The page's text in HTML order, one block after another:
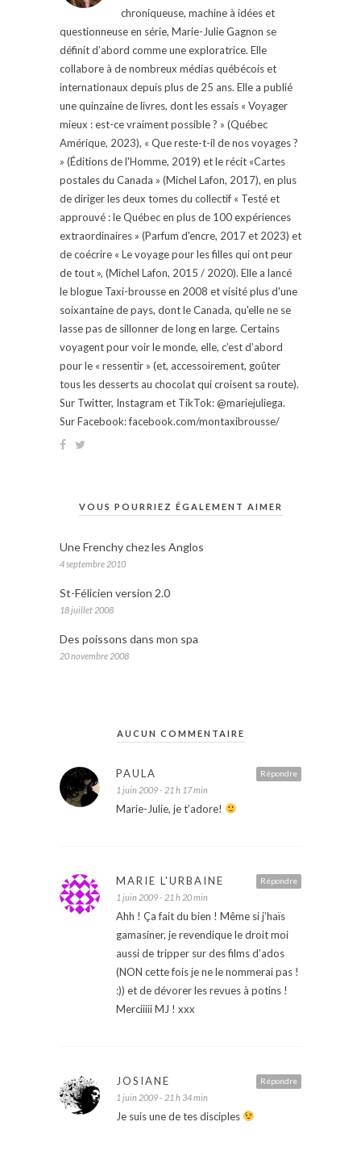
chroniqueuse, machine à idées et
questionneuse en série, Marie-Julie Gagnon se
définit d’abord comme une exploratrice. Elle
collabore à de nombreux médias québécois et
internationaux depuis plus de 25 ans. Elle a publié
une quinzaine de livres, dont les essais « Voyager
mieux : est-ce vraiment possible ? » (Québec
Amérique, 2023), « Que reste-t-il de nos voyages ?
» (Éditions de l'Homme, 2019) et le récit «Cartes
postales du Canada » (Michel Lafon, 2017), en plus
de diriger les deux tomes du collectif « Testé et
approuvé : le Québec en plus de 100 expériences
extraordinaires » (Parfum d'encre, 2017 et 2023) et
de coécrire « Le voyage pour les filles qui ont peur
de tout », (Michel Lafon, 2015 / 2020). Elle a lancé
le blogue Taxi-brousse en 2008 et visité plus d'une
soixantaine de pays, dont le Canada, qu'elle ne se
lasse pas de sillonner de long en large. Certains
voyagent pour voir le monde, elle, c’est d’abord
pour le « ressentir » (et, accessoirement, goûter
tous les desserts au chocolat qui croisent sa route).
Sur Twitter, Instagram et TikTok: @mariejuliega.
Sur Facebook: facebook.com/montaxibrousse/
VOUS POURRIEZ ÉGALEMENT AIMER
Une Frenchy chez les Anglos
4 septembre 2010
St-Félicien version 2.0
18 juillet 2008
Des poissons dans mon spa
20 novembre 2008
AUCUN COMMENTAIRE
Répondre
PAULA
1 juin 2009 - 21 h 17 min
Marie-Julie, je t’adore!
Répondre
MARIE L'URBAINE
1 juin 2009 - 21 h 20 min
Ahh ! Ça fait du bien ! Même si j’haïs
gamasiner, je revendique le droit moi
aussi de tripper sur des films d’ados
(NON cette fois je ne le nommerai pas !
:)) et de dévorer les revues à potins !
Merciiiii MJ ! xxx
Répondre
JOSIANE
1 juin 2009 - 21 h 34 min
Je suis une de tes disciples